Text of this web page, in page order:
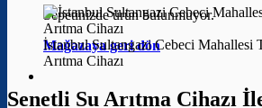
Sepetinizde ürün bulunmuyor.
Mağazaya geri dön
İstanbul Sultangazi Cebeci Mahallesi
Arıtma Cihazı
Senetli Su Arıtma Cihazı